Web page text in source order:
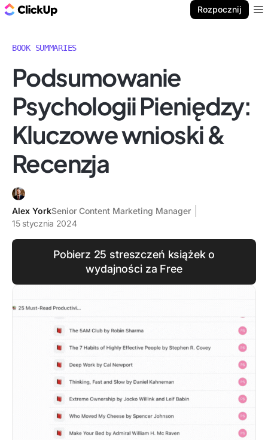
Rozpocznij
BOOK SUMMARIES
Podsumowanie
Psychologii Pieniędzy:
Kluczowe wnioski &
Recenzja
Alex YorkSenior Content Marketing Manager
15 stycznia 2024
Pobierz 25 streszczeń książek o
wydajności za Free